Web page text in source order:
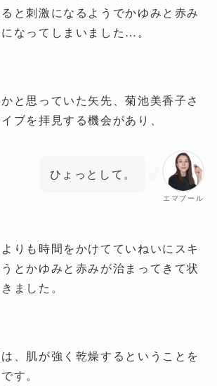
と刺激になるようでかゆみと赤み
なってしまいました…。
と思っていた矢先、菊池美香子さ
ブを拝見する機会があり、
エマブール
ひょっとして。
りも時間をかけてていねいにスキ
とかゆみと赤みが治まってきて状
ました。
、肌が強く乾燥するということを
す。